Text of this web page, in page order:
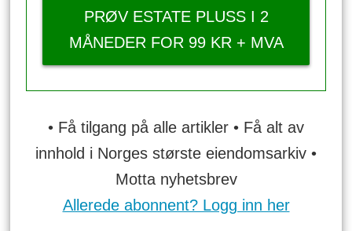
PRØV ESTATE PLUSS I 2
MÅNEDER FOR 99 KR + MVA
• Få tilgang på alle artikler • Få alt av
innhold i Norges største eiendomsarkiv •
Motta nyhetsbrev
Allerede abonnent? Logg inn her